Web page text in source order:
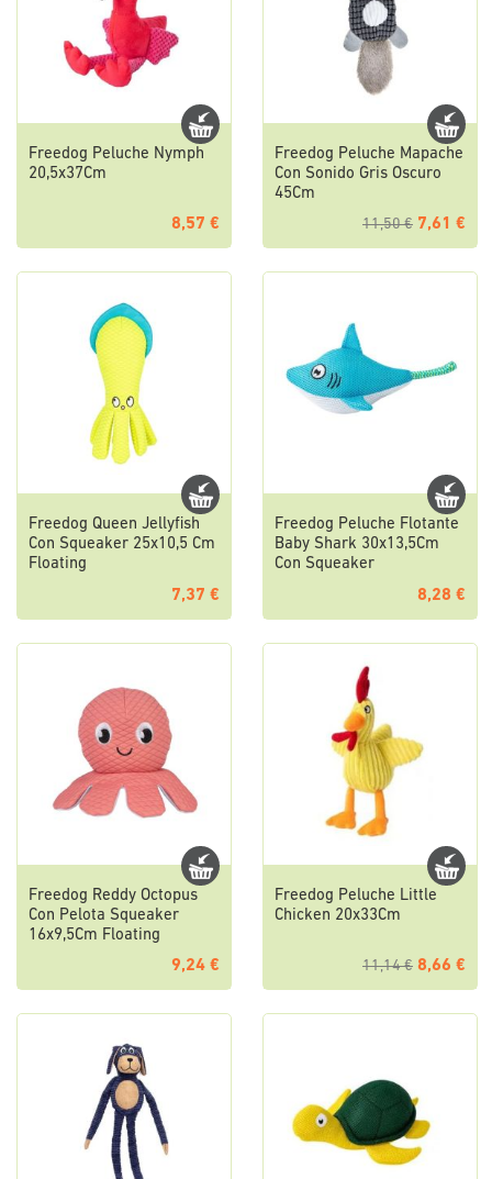
Freedog Peluche Nymph
20,5x37Cm
8,57 €
Freedog Peluche Mapache
Con Sonido Gris Oscuro
45Cm
11,50 € 7,61 €
Freedog Queen Jellyfish
Con Squeaker 25x10,5 Cm
Floating
7,37 €
Freedog Peluche Flotante
Baby Shark 30x13,5Cm
Con Squeaker
8,28 €
Freedog Reddy Octopus
Con Pelota Squeaker
16x9,5Cm Floating
9,24 €
Freedog Peluche Little
Chicken 20x33Cm
11,14 € 8,66 €